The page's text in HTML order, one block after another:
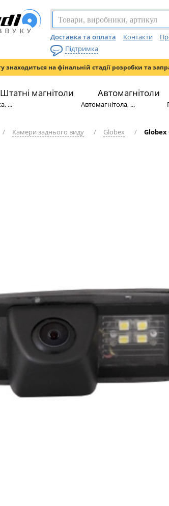
Доставка та оплата Контакти
Підтримка
знаходиться на фінальній стадії розробки та
Штатні магнітоли
...
Автомагнітоли
Автомагнітола, ...
/ Камери заднього виду / Globex / Globex